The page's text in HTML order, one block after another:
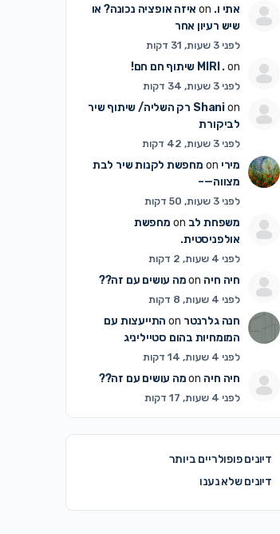
אתי ו.
איזה אופציה נכונה? או
שיש רעיון אחר
לפני 3 שעות, 31 דקות
MIRI .on שיתוף חם חם!
לפני 3 שעות, 34 דקות
Shanion
רק השליה/ שיתוף שיר
לביקורת
לפני 3 שעות, 42 דקות
מירי
מחפשת לקנות שיר לבת
מצווה—–
לפני 3 שעות, 50 דקות
משפחת לב
מחפשת
אולפניסטית.
לפני 4 שעות, 2 דקות
חיה חיה מה עושים עם זה??
לפני 4 שעות, 8 דקות
חנה גלרנטר
התייעצות עם
המומחיות בהום סטייליניג
לפני 4 שעות, 14 דקות
חיה חיה מה עושים עם זה??
לפני 4 שעות, 17 דקות
דיונים פופולריים ביותר
דיונים שלא נענו